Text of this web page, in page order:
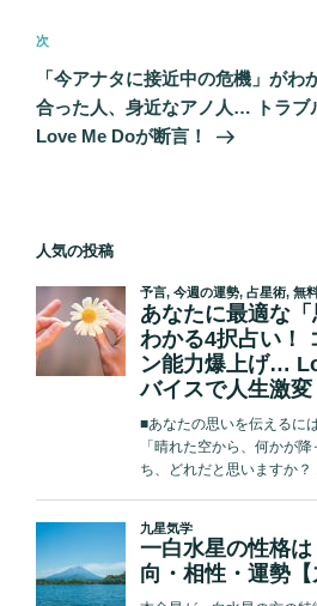
ー
シ
ョ
ン
次
の
投
稿
次
「今アナタに接近中の危機」がわ
合った人、身近なアノ人… トラブ
Love Me Doが断言！
人気の投稿